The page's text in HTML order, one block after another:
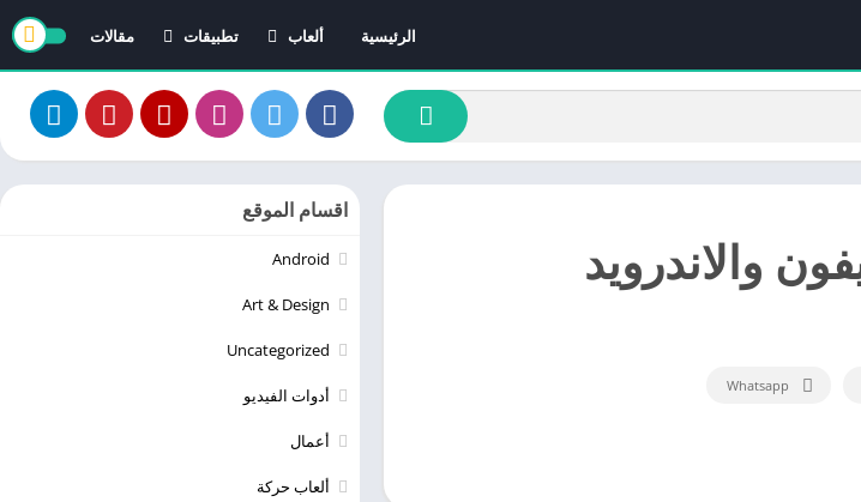
الرئيسية
ألعاب
العاب ايفون
العاب اندرويد
تطبيقات
تطبيقات ايفون
تطبيقات اندرويد
مقالات
Whatsapp
اقسام الموقع
Android
Art & Design
Uncategorized
أدوات الفيديو
أعمال
ألعاب حركة